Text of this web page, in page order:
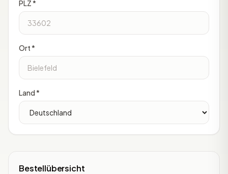
PLZ *
Ort *
Land *
Bestellübersicht